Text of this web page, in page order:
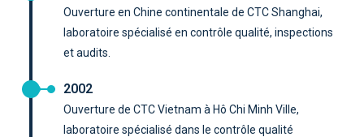
Ouverture en Chine continentale de CTC Shanghai,
laboratoire spécialisé en contrôle qualité, inspections
et audits.
2002
Ouverture de CTC Vietnam à Hô Chi Minh Ville,
laboratoire spécialisé dans le contrôle qualité